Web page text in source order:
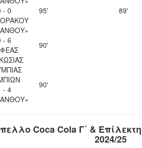
- 0
95'
89'
- 6
90'
- 4
90'
Coca Cola Γ΄ &
2024/25